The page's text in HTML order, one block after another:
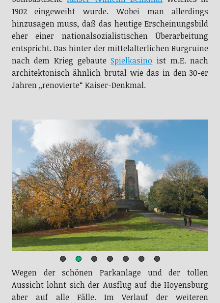
1902 eingeweiht wurde. Wobei man allerdings
hinzusagen muss, daß das heutige Erscheinungsbild
eher einer nationalsozialistischen Überarbeitung
entspricht. Das hinter der mittelalterlichen Burgruine
nach dem Krieg gebauteSpielkasino ist m.E. nach
architektonisch ähnlich brutal wie das in den 30-er
Jahren „renovierte“ Kaiser-Denkmal.
Wegen der schönen Parkanlage und der tollen
Aussicht lohnt sich der Ausflug auf die Hoyensburg
aber auf alle Fälle. Im Verlauf der weiteren